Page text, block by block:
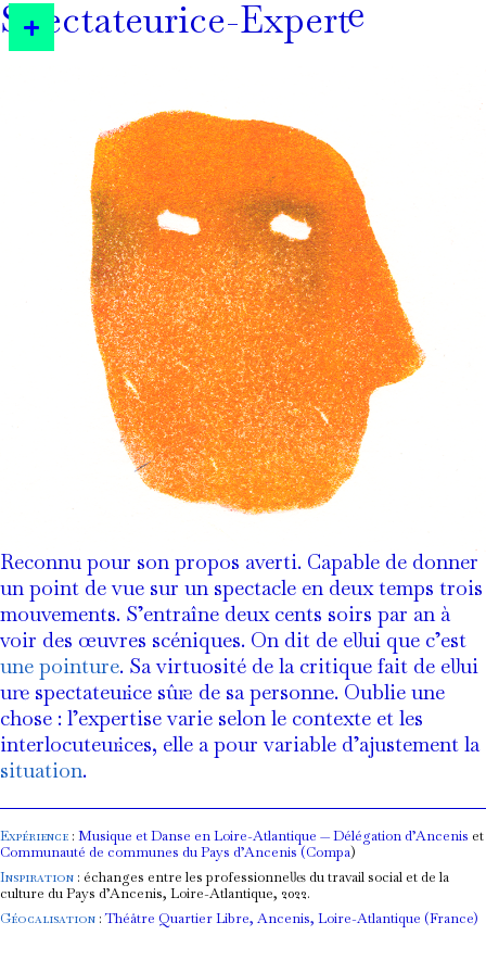
Spectateurice-Expert·e
Reconnu pour son propos averti. Capable de donner
un point de vue sur un spectacle en deux temps trois
mouvements. S’entraîne deux cents soirs par an à
voir des œuvres scéniques. On dit de el·lui que c’est
une pointure. Sa virtuosité de la critique fait de el·lui
un·e spectateur·ice sûr·e de sa personne. Oublie une
chose : l’expertise varie selon le contexte et les
interlocuteur·ices, elle a pour variable d’ajustement la
situation.
Expérience : Musique et Danse en Loire-Atlantique — Délégation d’Ancenis et
Communauté de communes du Pays d’Ancenis (Compa)
Inspiration : échanges entre les professionnel·le·s du travail social et de la
culture du Pays d’Ancenis, Loire-Atlantique, 2022.
Géocalisation :Théâtre Quartier Libre, Ancenis, Loire-Atlantique (France)